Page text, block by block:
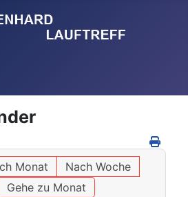
Monat
Nach Woche
Gehe zu Monat